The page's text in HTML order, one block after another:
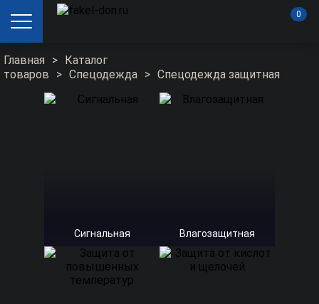
0
Главная > Каталог
товаров
> Спецодежда > Спецодежда защитная
Сигнальная Влагозащитная